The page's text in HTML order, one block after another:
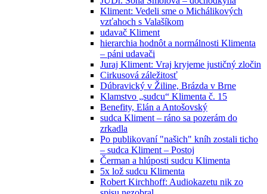
Kliment: Vedeli sme o Michálikových
vzťahoch s Valašíkom
udavač Kliment
hierarchia hodnôt a normálnosti Klimenta
– páni udavači
Juraj Kliment: Vraj kryjeme justičný zločin
Cirkusová záležitosť
Dúbravický v Žiline, Brázda v Brne
Klamstvo „sudcu“ Klimenta č. 15
Benefity, Elán a Antošovský
sudca Kliment – ráno sa pozerám do
zrkadla
Po publikovaní "našich" kníh zostali ticho
– sudca Kliment – Postoj
Čerman a hlúposti sudcu Klimenta
5x lož sudcu Klimenta
Robert Kirchhoff: Audiokazetu nik zo